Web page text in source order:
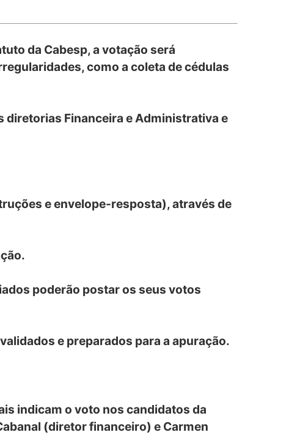
da Cabesp, a votação será
como a coleta de cédulas
diretorias Financeira e Administrativa e
e envelope-resposta), através de
poderão postar os seus votos
e preparados para a apuração.
indicam o voto nos candidatos da
(diretor financeiro) e Carmen